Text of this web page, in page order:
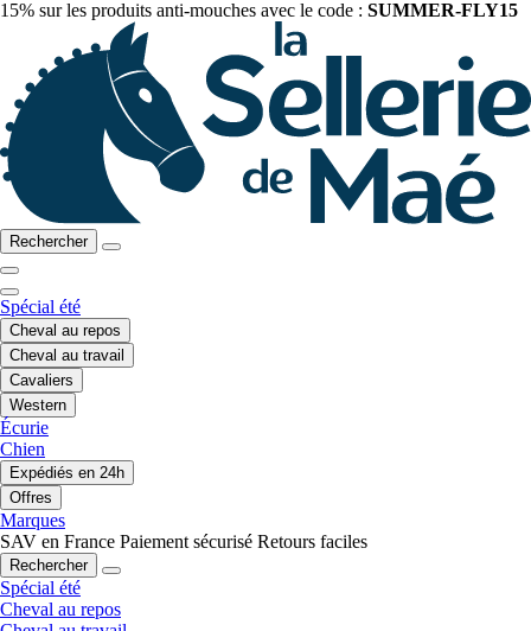
15% sur les produits anti-mouches avec le code : SUMMER-FLY15
Rechercher
Spécial été
Cheval au repos
Cheval au travail
Cavaliers
Western
Écurie
Chien
Expédiés en 24h
Offres
Marques
SAV en France Paiement sécurisé Retours faciles
Rechercher
Spécial été
Cheval au repos